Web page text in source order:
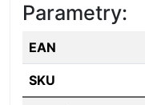
Parametry:
EAN
SKU